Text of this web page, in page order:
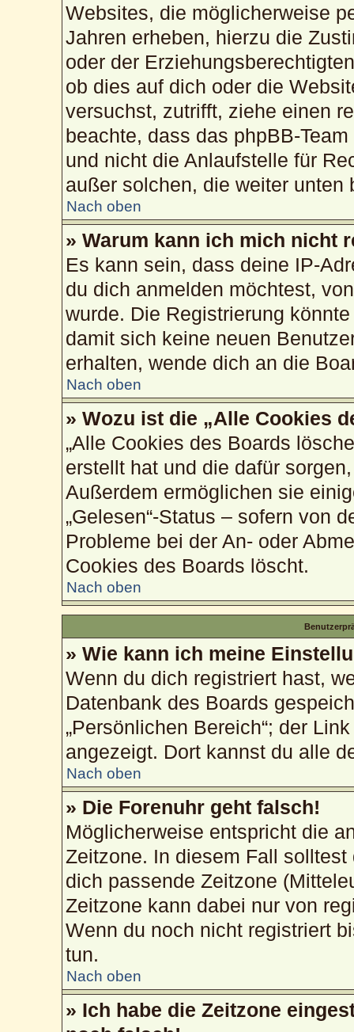
Websites, die möglicherweise
Jahren erheben, hierzu die
oder der
ob dies auf dich oder die
versuchst, zutrifft, ziehe einen
beachte, dass das phpBB-
und nicht die Anlaufstelle für
außer solchen, die weiter unten
Nach oben
» Warum kann ich mich nicht
Es kann sein, dass deine IP-
du dich anmelden möchtest,
wurde. Die Registrierung
damit sich keine neuen
erhalten, wende dich an die
Nach oben
» Wozu ist die „Alle Cookies
„Alle Cookies des Boards
erstellt hat und die dafür
Außerdem ermöglichen sie
„Gelesen“-Status – sofern von
Probleme bei der An- oder
Cookies des Boards löscht.
Nach oben
» Wie kann ich meine
Wenn du dich registriert hast,
Datenbank des Boards
„Persönlichen Bereich“; der
angezeigt. Dort kannst du alle
Nach oben
» Die Forenuhr geht falsch!
Möglicherweise entspricht die
Zeitzone. In diesem Fall solltest
dich passende Zeitzone
Zeitzone kann dabei nur von
Wenn du noch nicht registriert
tun.
Nach oben
» Ich habe die Zeitzone